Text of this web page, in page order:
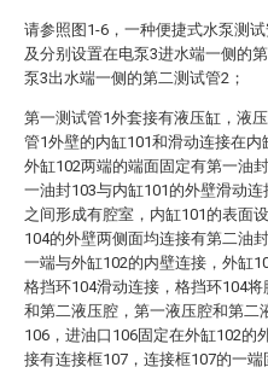
请参照图1-6，一种便捷式水泵测
及分别设置在电泵3进水端一侧的
泵3出水端一侧的第二测试管2；
第一测试管1外套接有液压缸，液
管1外壁的内缸101和滑动连接在内
外缸102两端的端面固定有第一油
一油封103与内缸101的外壁滑动
之间形成有腔室，内缸101的表面
104的外壁两侧面均连接有第二油
一端与外缸102的内壁连接，外缸
格挡环104滑动连接，格挡环104
和第二液压腔，第一液压腔和第二
106，进油口106固定在外缸102的
接有连接框107，连接框107的一端